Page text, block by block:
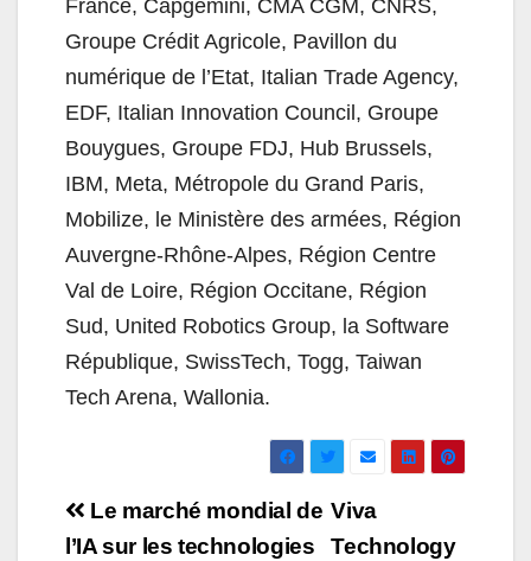
France, Capgemini, CMA CGM, CNRS,
Groupe Crédit Agricole, Pavillon du
numérique de l’Etat, Italian Trade Agency,
EDF, Italian Innovation Council, Groupe
Bouygues, Groupe FDJ, Hub Brussels,
IBM, Meta, Métropole du Grand Paris,
Mobilize, le Ministère des armées, Région
Auvergne-Rhône-Alpes, Région Centre
Val de Loire, Région Occitane, Région
Sud, United Robotics Group, la Software
République, SwissTech, Togg, Taiwan
Tech Arena, Wallonia.
Navigation
Viva
Technology
Le marché mondial de
l’IA sur les technologies